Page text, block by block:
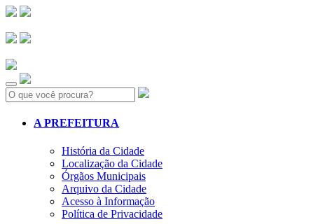
Search:
A PREFEITURA
História da Cidade
Localização da Cidade
Órgãos Municipais
Arquivo da Cidade
Acesso à Informação
Política de Privacidade